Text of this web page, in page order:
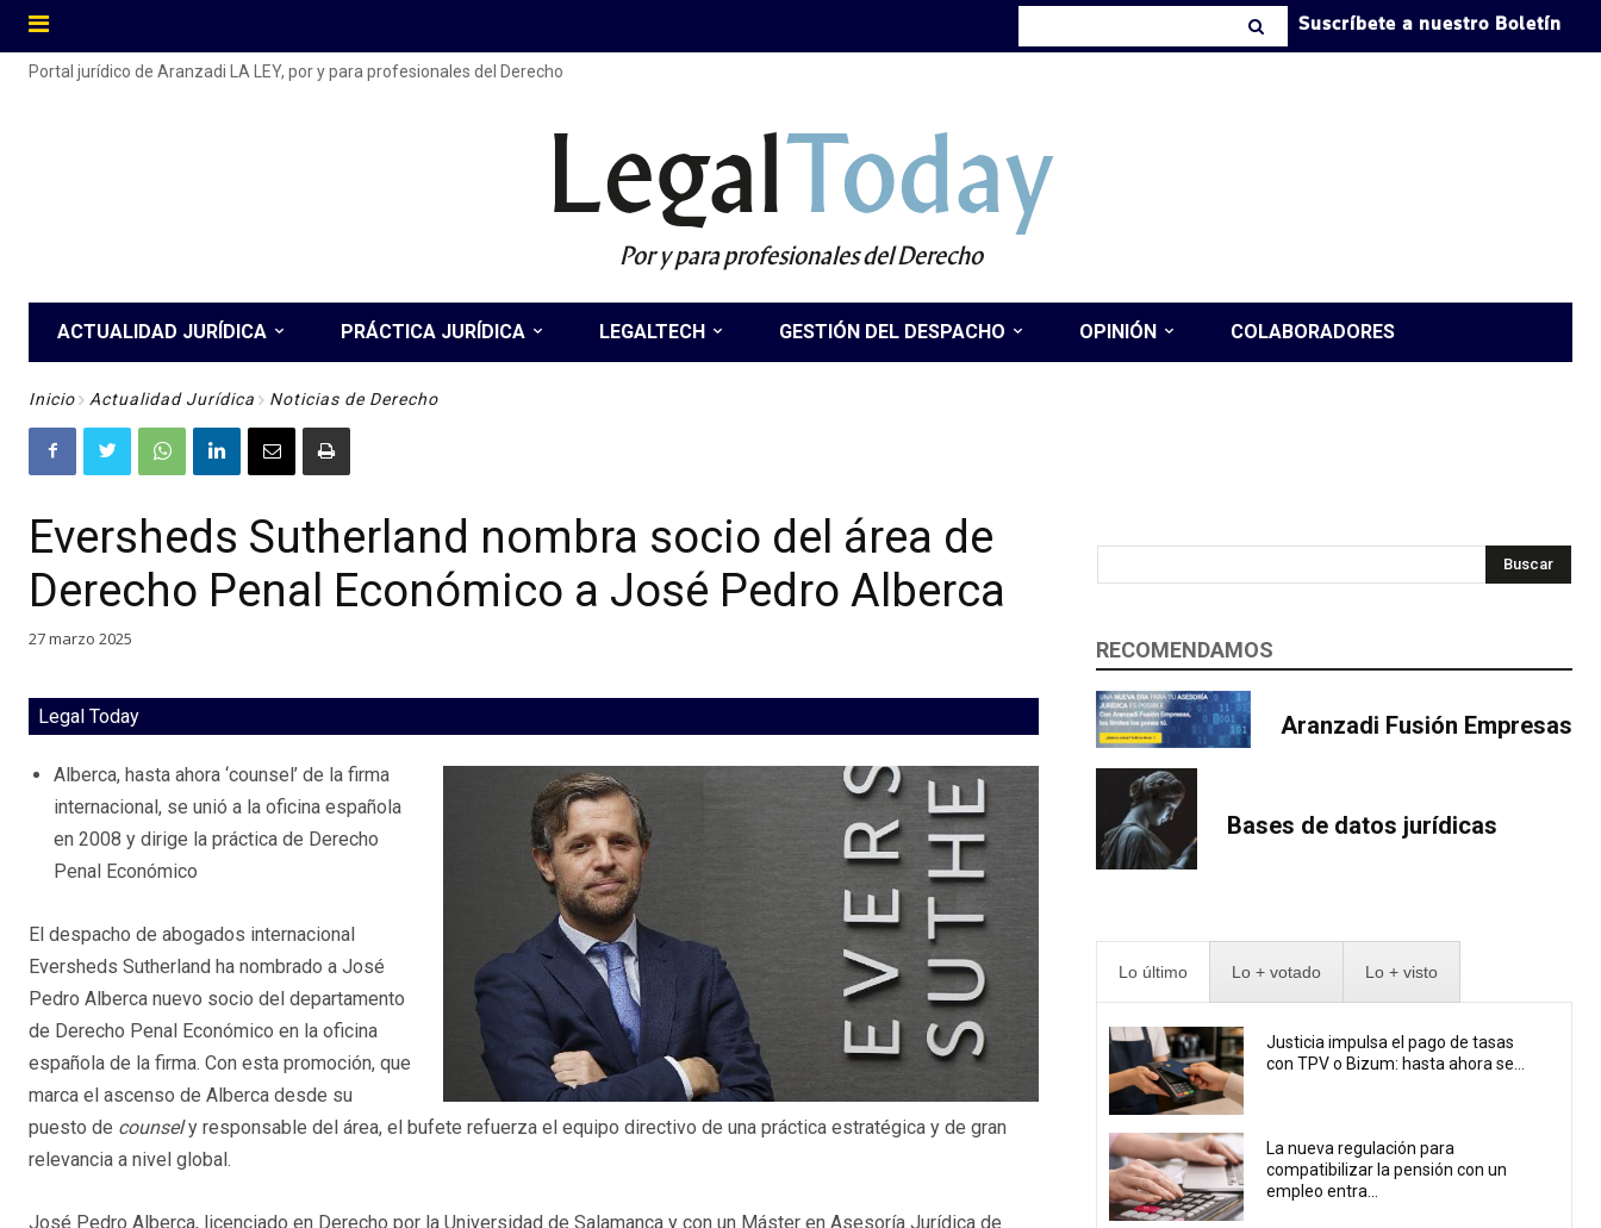
Suscríbete a nuestro Boletín
Portal jurídico de Aranzadi LA LEY, por y para profesionales del Derecho
LegalToday
Por y para profesionales del Derecho
ACTUALIDAD JURÍDICA PRÁCTICA JURÍDICA LEGALTECH GESTIÓN DEL DESPACHO OPINIÓN COLABORADORES
Inicio Actualidad Jurídica Noticias de Derecho
Eversheds Sutherland nombra socio del área de
Derecho Penal Económico a José Pedro Alberca
27 marzo 2025
Legal Today
Alberca, hasta ahora ‘counsel’ de la firma
internacional, se unió a la oficina española
en 2008 y dirige la práctica de Derecho
Penal Económico
El despacho de abogados internacional
Eversheds Sutherland ha nombrado a José
Pedro Alberca nuevo socio del departamento
de Derecho Penal Económico en la oficina
española de la firma. Con esta promoción, que
marca el ascenso de Alberca desde su
puesto de counsely responsable del área, el bufete refuerza el equipo directivo de una práctica estratégica y de gran
relevancia a nivel global.
José Pedro Alberca, licenciado en Derecho por la Universidad de Salamanca y con un Máster en Asesoría Jurídica de
Buscar
RECOMENDAMOS
Aranzadi Fusión Empresas
Bases de datos jurídicas
Lo último Lo + votado Lo + visto
Justicia impulsa el pago de tasas
con TPV o Bizum: hasta ahora se...
La nueva regulación para
compatibilizar la pensión con un
empleo entra...